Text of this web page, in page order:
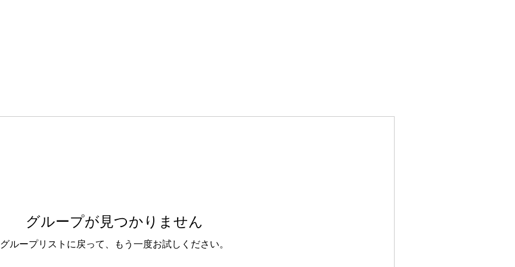
グループが見つかりません
グループリストに戻って、もう一度お試しください。